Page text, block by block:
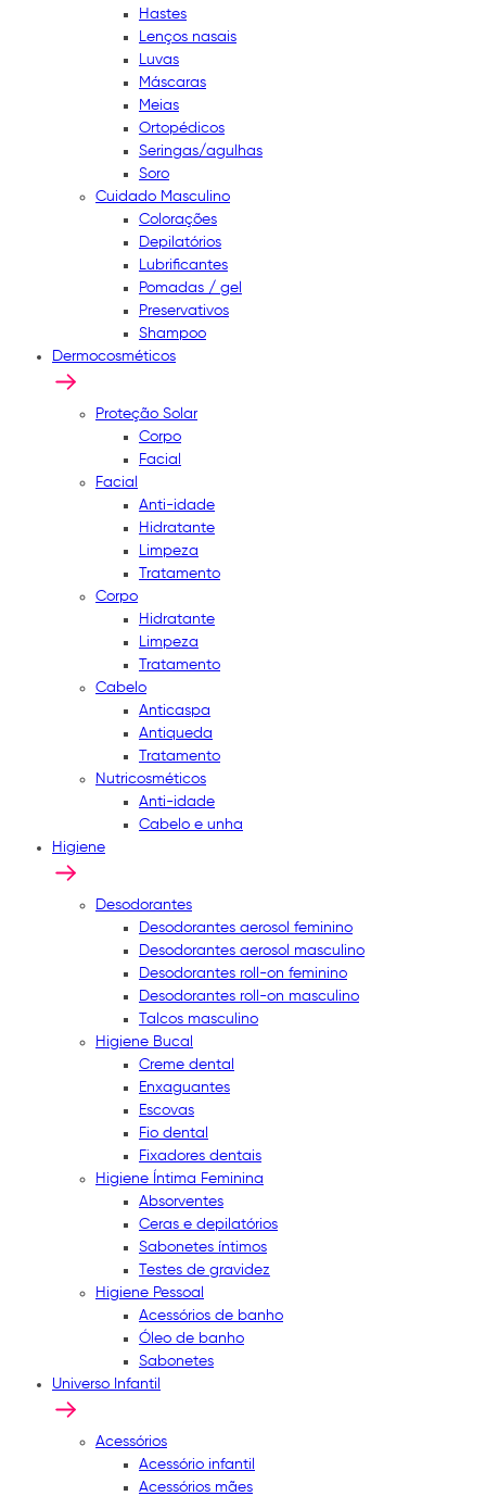
Hastes
Lenços nasais
Luvas
Máscaras
Meias
Ortopédicos
Seringas/agulhas
Soro
Cuidado Masculino
Colorações
Depilatórios
Lubrificantes
Pomadas / gel
Preservativos
Shampoo
Dermocosméticos
Proteção Solar
Corpo
Facial
Facial
Anti-idade
Hidratante
Limpeza
Tratamento
Corpo
Hidratante
Limpeza
Tratamento
Cabelo
Anticaspa
Antiqueda
Tratamento
Nutricosméticos
Anti-idade
Cabelo e unha
Higiene
Desodorantes
Desodorantes aerosol feminino
Desodorantes aerosol masculino
Desodorantes roll-on feminino
Desodorantes roll-on masculino
Talcos masculino
Higiene Bucal
Creme dental
Enxaguantes
Escovas
Fio dental
Fixadores dentais
Higiene Íntima Feminina
Absorventes
Ceras e depilatórios
Sabonetes íntimos
Testes de gravidez
Higiene Pessoal
Acessórios de banho
Óleo de banho
Sabonetes
Universo Infantil
Acessórios
Acessório infantil
Acessórios mães